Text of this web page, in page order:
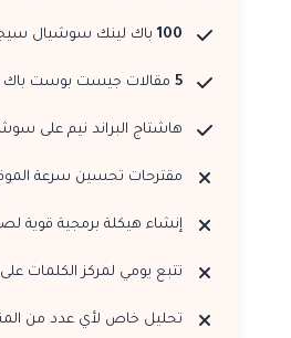
100باك لينك سوشيال
5مقالات جيست بوست باك
هاشتاج البراند نيم على
مقترحات تحسين سرعة
إنشاء هيكلة برمجية قوية
تتبع يومي لمركز الكلمات
تحليل خاص لأي عدد من